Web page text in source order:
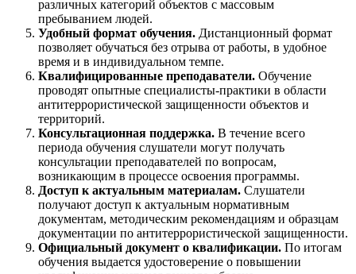
различных категорий объектов с массовым
пребыванием людей.
Удобный формат обучения. Дистанционный формат
позволяет обучаться без отрыва от работы, в удобное
время и в индивидуальном темпе.
Квалифицированные преподаватели. Обучение
проводят опытные специалисты-практики в области
антитеррористической защищенности объектов и
территорий.
Консультационная поддержка. В течение всего
периода обучения слушатели могут получать
консультации преподавателей по вопросам,
возникающим в процессе освоения программы.
Доступ к актуальным материалам. Слушатели
получают доступ к актуальным нормативным
документам, методическим рекомендациям и образцам
документации по антитеррористической защищенности.
Официальный документ о квалификации. По итогам
обучения выдается удостоверение о повышении